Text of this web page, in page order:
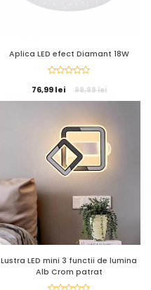
Aplica LED efect Diamant 18W
76,99 lei 99,99 lei
Lustra LED mini 3 functii de lumina
Alb Crom patrat